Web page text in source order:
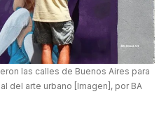
las calles de Buenos Aires para
del arte urbano [Imagen], por BA